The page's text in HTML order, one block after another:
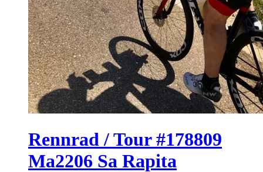
Rennrad / Tour #178809
Ma2206 Sa Rapita